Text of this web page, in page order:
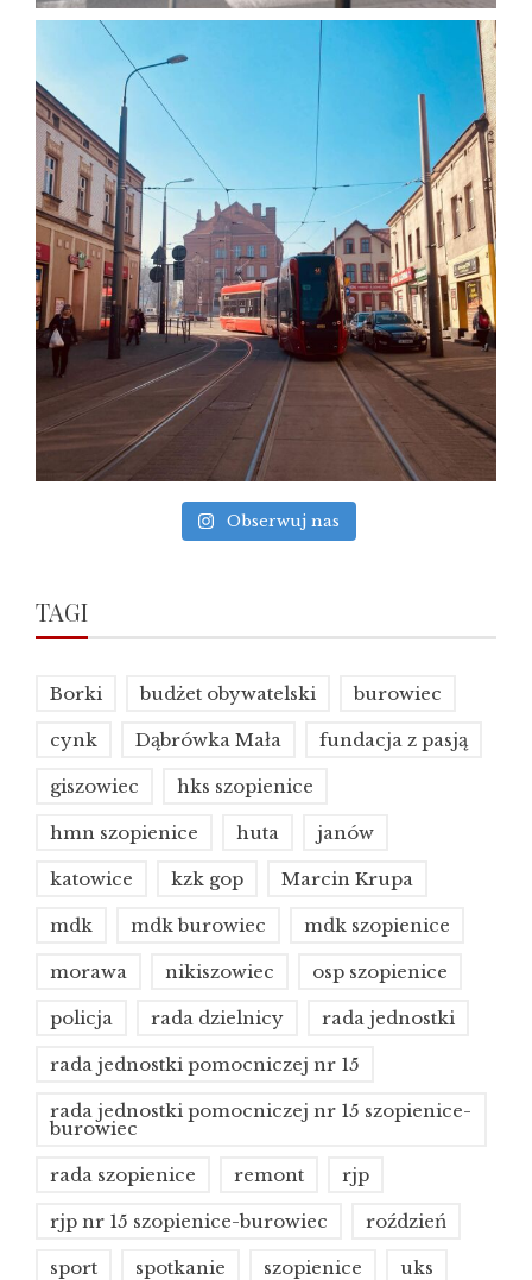
Obserwuj nas
TAGI
Borki budżet obywatelski burowiec
cynk Dąbrówka Mała fundacja z pasją
giszowiec hks szopienice
hmn szopienice huta janów
katowice kzk gop Marcin Krupa
mdk mdk burowiec mdk szopienice
morawa nikiszowiec osp szopienice
policja rada dzielnicy rada jednostki
rada jednostki pomocniczej nr 15
rada jednostki pomocniczej nr 15 szopienice-
burowiec
rada szopienice remont rjp
rjp nr 15 szopienice-burowiec roździeń
sport spotkanie szopienice uks